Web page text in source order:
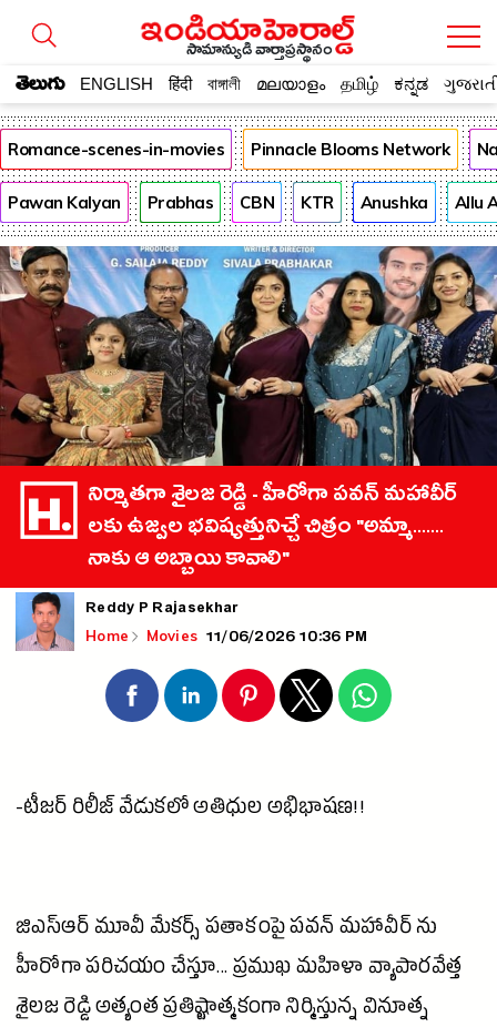
సామాన్యుడి వార్తాప్రస్థానం
తెలుగు ENGLISH हिंदी বাঙ্গালী മലയാളം தமிழ் ಕನ್ನಡ
Romance-scenes-in-movies Pinnacle Blooms Network
Pawan Kalyan Prabhas CBN KTR Anushka Allu
నిర్మాతగా శైలజ రెడ్డి - హీరోగా పవన్ మహావీర్
లకు ఉజ్వల భవిష్యత్తునిచ్చే చిత్రం "అమ్మా.......
నాకు ఆ అబ్బాయి కావాలి"
Reddy P Rajasekhar
Home Movies 11/06/2026 10:36 PM
-టీజర్ రిలీజ్ వేడుకలో అతిధుల అభిభాషణ!!
జిఎస్ఆర్ మూవీ మేకర్స్ పతాకంపై పవన్ మహావీర్ ను
హీరోగా పరిచయం చేస్తూ... ప్రముఖ మహిళా వ్యాపారవేత్త
శైలజ రెడ్డిఅత్యంత ప్రతిష్టాత్మకంగా నిర్మిస్తున్న వినూత్న